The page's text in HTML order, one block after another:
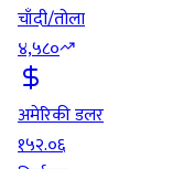
चाँदी/तोला
४,५८०
अमेरिकी डलर
१५२.०६